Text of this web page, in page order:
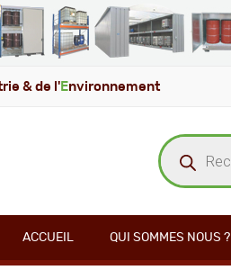
& de l'Environnement
Recherche
de
produits
ACCUEIL QUI SOMMES NOUS ?